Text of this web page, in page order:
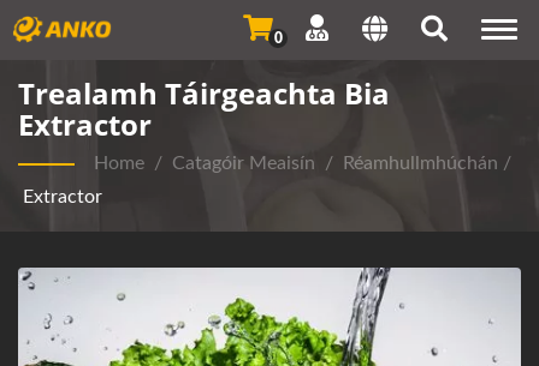
0
Trealamh Táirgeachta Bia
Extractor
Home / Catagóir Meaisín / Réamhullmhúchán /
Extractor